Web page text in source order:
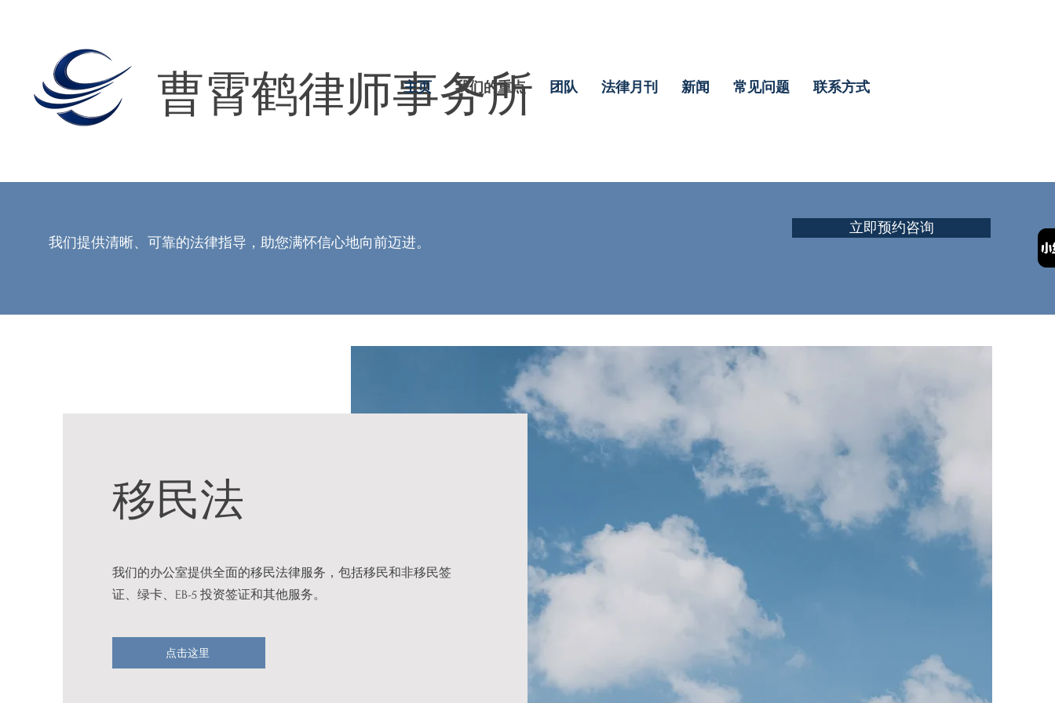
曹霄鹤律师事务所
主页 我们的重点 团队 法律月刊 新闻 常见问题 联系方式
我们提供清晰、可靠的法律指导，助您满怀信心地向前迈进。
立即预约咨询
移民法
我们的办公室提供全面的移民法律服务，包括移民和非移民签
证、绿卡、EB-5 投资签证和其他服务。
点击这里